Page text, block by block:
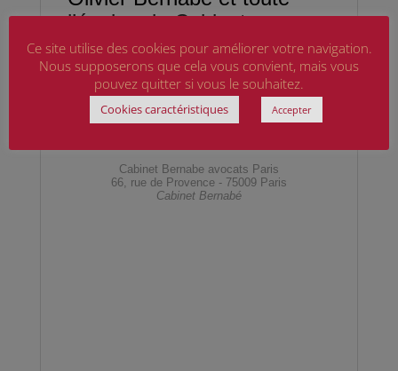
Ce site utilise des cookies pour améliorer votre navigation.
Nous supposerons que cela vous convient, mais vous
pouvez quitter si vous le souhaitez.
Cookies caractéristiques Accepter